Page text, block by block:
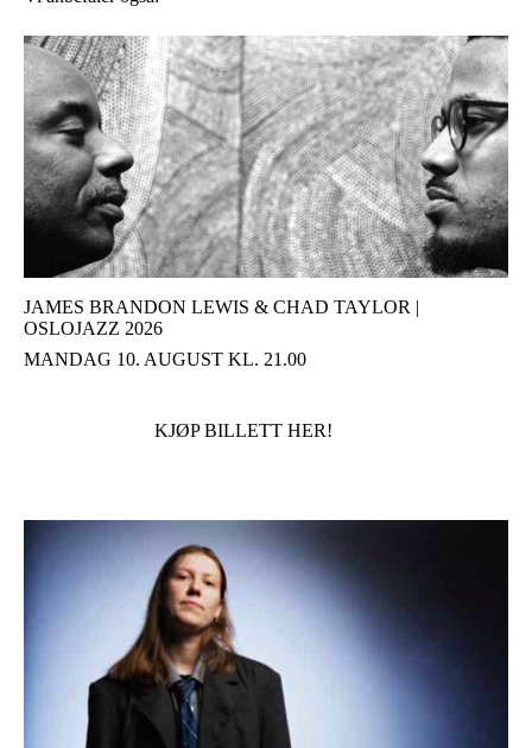
JAMES BRANDON LEWIS & CHAD TAYLOR |
OSLOJAZZ 2026
MANDAG 10. AUGUST KL. 21.00
KJØP BILLETT HER!